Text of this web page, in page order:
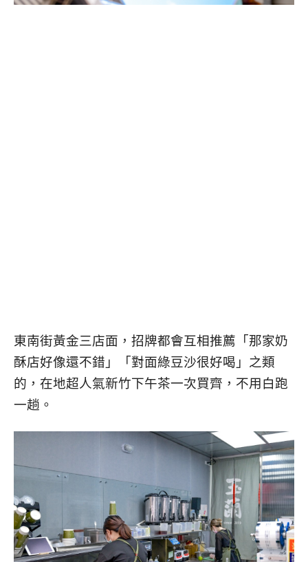
東南街黃金三店面，招牌都會互相推薦「那家奶
酥店好像還不錯」「對面綠豆沙很好喝」之類
的，在地超人氣新竹下午茶一次買齊，不用白跑
一趟。